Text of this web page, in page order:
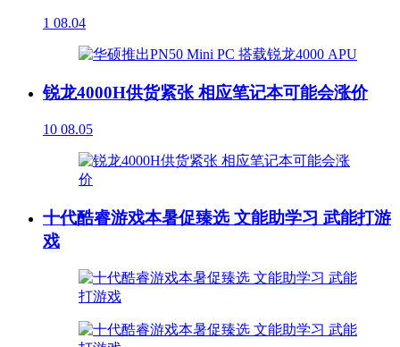
1 08.04
锐龙4000H供货紧张 相应笔记本可能会涨价
10 08.05
十代酷睿游戏本暑促臻选 文能助学习 武能打游
戏